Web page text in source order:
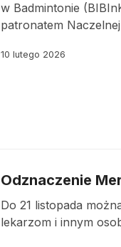
w Badmintonie
patronatem
10 lutego 2026
Odznaczenie
Do 21 listopada
lekarzom i innym